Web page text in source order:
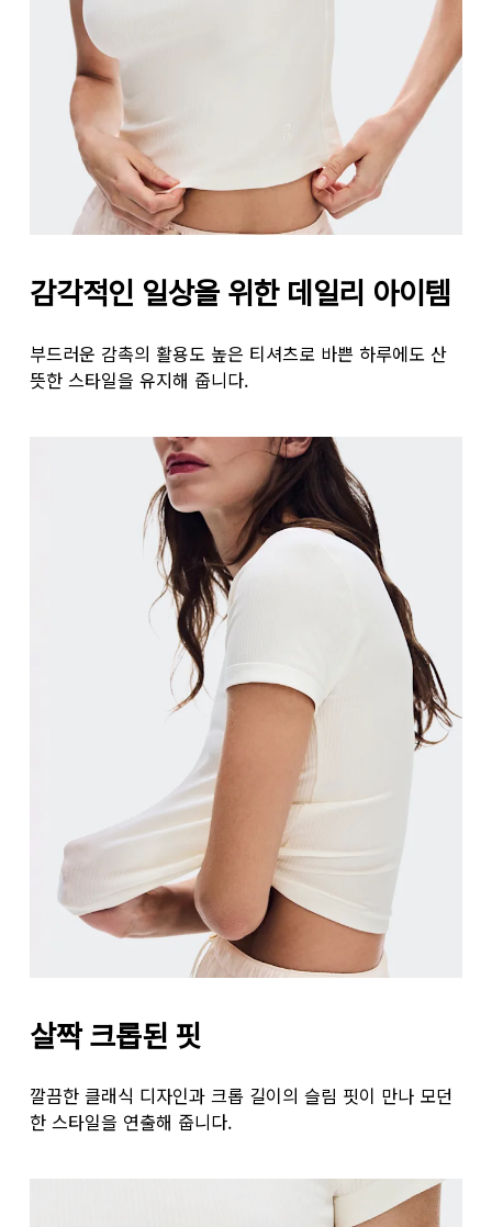
바닥과 수평을 이루도록 줄자를 잡고 가슴의 가장 돌
허리둘레
자연스러운 허리선을 따라 허리의 가장 잘록한 부분의
엉덩이 둘레
엉덩이의 가장 튀어나온 부분을 기준으로 둘레를 측정
감각적인 일상을 위한 데일리 아이템
부드러운 감촉의 활용도 높은 티셔츠로 바쁜 하루에도 산
뜻한 스타일을 유지해 줍니다.
살짝 크롭된 핏
깔끔한 클래식 디자인과 크롭 길이의 슬림 핏이 만나 모던
한 스타일을 연출해 줍니다.